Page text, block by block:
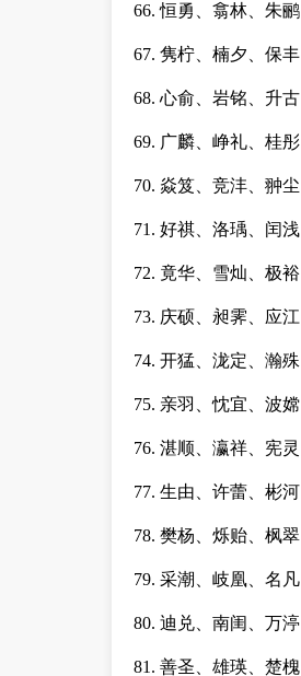
66. 恒勇、翕林、朱鹂
67. 隽柠、楠夕、保丰
68. 心俞、岩铭、升古
69. 广麟、峥礼、桂彤
70. 焱笈、竞沣、翀尘
71. 好祺、洛瑀、闰浅
72. 竟华、雪灿、极裕
73. 庆硕、昶霁、应江
74. 开猛、泷定、瀚殊
75. 亲羽、忱宜、波嫦
76. 湛顺、瀛祥、宪灵
77. 生由、许蕾、彬河
78. 樊杨、烁贻、枫翠
79. 采潮、岐凰、名凡
80. 迪兑、南闺、万渟
81. 善圣、雄瑛、楚槐